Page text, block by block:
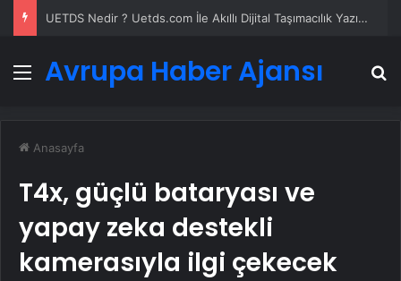
UETDS Nedir ? Uetds.com İle Akıllı Dijital Taşımacılık Yazılımı
Menü
Avrupa Haber Ajansı
Anasayfa
T4x, güçlü bataryası ve
yapay zeka destekli
kamerasıyla ilgi çekecek